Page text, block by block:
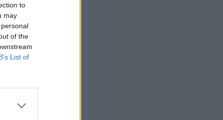
to
may
of the
List of